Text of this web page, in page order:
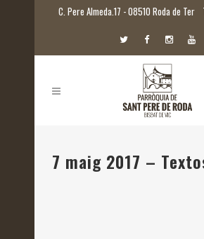
C. Pere Almeda.17 - 08510 Roda de Ter
7 maig 2017 –